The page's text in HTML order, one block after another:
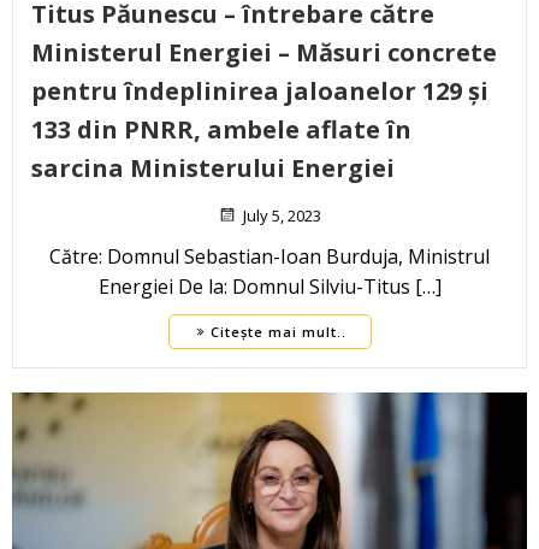
Titus Păunescu – întrebare către
Ministerul Energiei – Măsuri concrete
pentru îndeplinirea jaloanelor 129 și
133 din PNRR, ambele aflate în
sarcina Ministerului Energiei
July 5, 2023
Către: Domnul Sebastian-Ioan Burduja, Ministrul
Energiei De la: Domnul Silviu-Titus […]
Citește mai mult..